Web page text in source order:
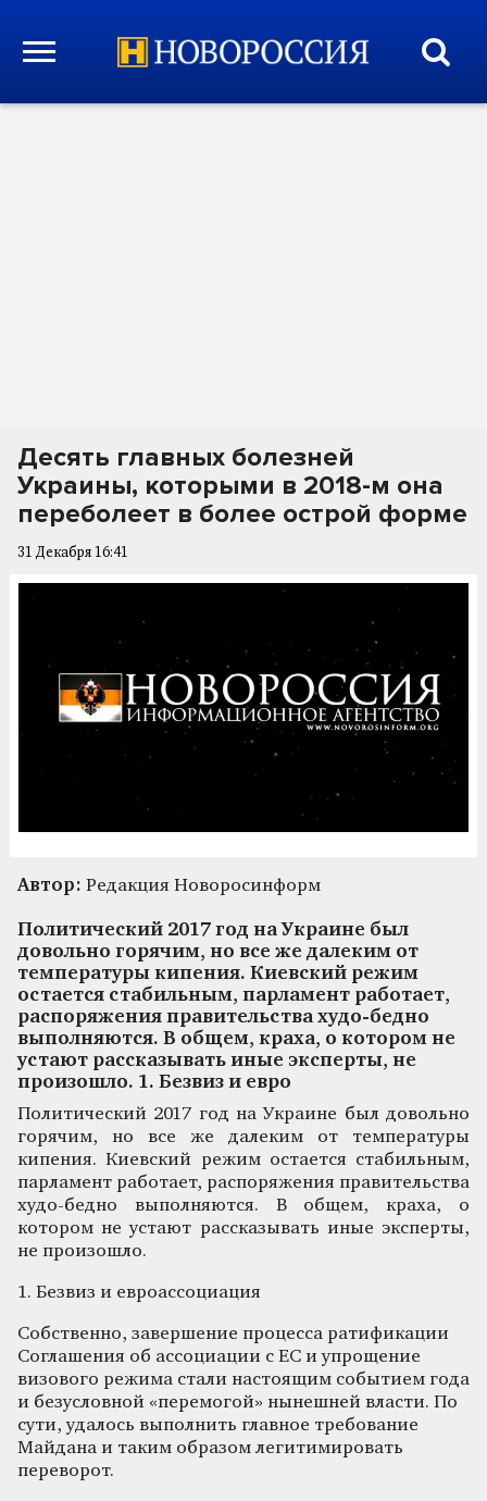
Десять главных болезней
Украины, которыми в 2018-м она
переболеет в более острой форме
31 Декабря 16:41
Автор: Редакция Новоросинформ
Политический 2017 год на Украине был
довольно горячим, но все же далеким от
температуры кипения. Киевский режим
остается стабильным, парламент работает,
распоряжения правительства худо-бедно
выполняются. В общем, краха, о котором не
устают рассказывать иные эксперты, не
произошло. 1. Безвиз и евро
Политический 2017 год на Украине был довольно
горячим, но все же далеким от температуры
кипения. Киевский режим остается стабильным,
парламент работает, распоряжения правительства
худо-бедно выполняются. В общем, краха, о
котором не устают рассказывать иные эксперты,
не произошло.
1. Безвиз и евроассоциация
Собственно, завершение процесса ратификации
Соглашения об ассоциации с ЕС и упрощение
визового режима стали настоящим событием года
и безусловной «перемогой» нынешней власти. По
сути, удалось выполнить главное требование
Майдана и таким образом легитимировать
переворот.